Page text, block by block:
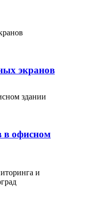
экранов
в офисном